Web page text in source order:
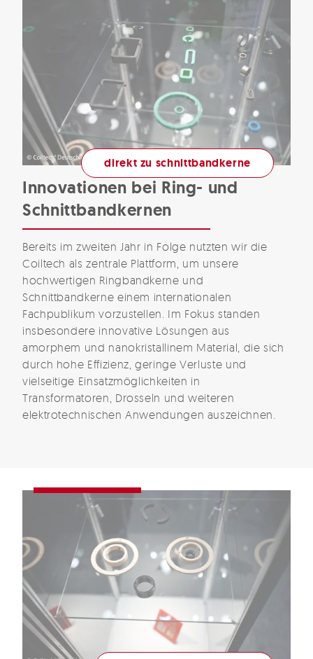
direkt zu schnittbandkerne
Innovationen bei Ring- und
Schnittbandkernen
Bereits im zweiten Jahr in Folge nutzten wir die
Coiltech als zentrale Plattform, um unsere
hochwertigen Ringbandkerne und
Schnittbandkerne einem internationalen
Fachpublikum vorzustellen. Im Fokus standen
insbesondere innovative Lösungen aus
amorphem und nanokristallinem Material, die sich
durch hohe Effizienz, geringe Verluste und
vielseitige Einsatzmöglichkeiten in
Transformatoren, Drosseln und weiteren
elektrotechnischen Anwendungen auszeichnen.